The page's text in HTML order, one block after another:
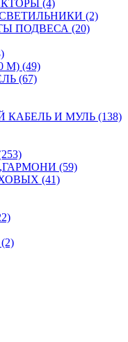
(4)
(2)
ПОДВЕСА (20)
М) (49)
(67)
И МУЛЬ (138)
(59)
(41)